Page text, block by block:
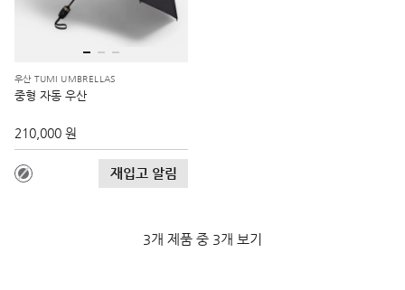
우산 TUMI UMBRELLAS
중형 자동 우산
210,000 원
재입고 알림
3개 제품 중 3개 보기